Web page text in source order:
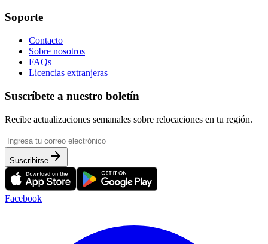
Soporte
Contacto
Sobre nosotros
FAQs
Licencias extranjeras
Suscríbete a nuestro boletín
Recibe actualizaciones semanales sobre relocaciones en tu región.
Suscribirse
Facebook